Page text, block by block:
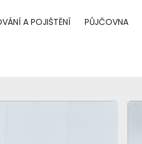
A POJIŠTĚNÍ PŮJČOVNA